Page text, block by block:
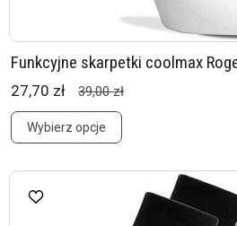
Funkcyjne skarpetki coolmax
27,70 zł 39,00 zł
Wybierz opcje